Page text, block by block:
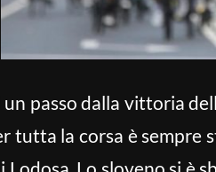
passo dalla vittoria
tutta la corsa è sempre